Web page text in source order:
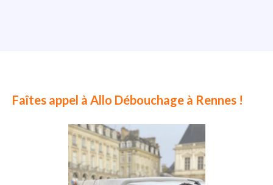
Faîtes appel à Allo Débouchage à Rennes !